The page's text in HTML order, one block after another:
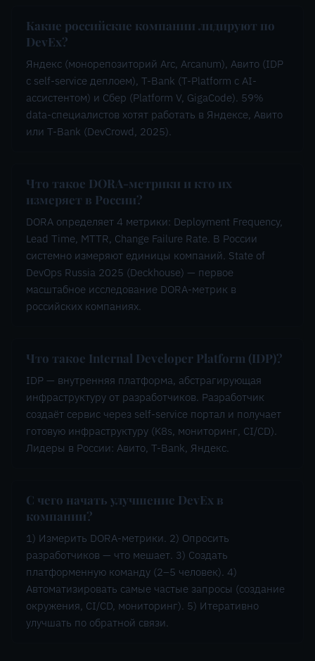
Какие российские компании лидируют по
DevEx?
Яндекс (монорепозиторий Arc, Arcanum), Авито (IDP
с self-service деплоем), T-Bank (T-Platform с AI-
ассистентом) и Сбер (Platform V, GigaCode). 59%
data-специалистов хотят работать в Яндексе, Авито
или T-Bank (DevCrowd, 2025).
Что такое DORA-метрики и кто их
измеряет в России?
DORA определяет 4 метрики: Deployment Frequency,
Lead Time, MTTR, Change Failure Rate. В России
системно измеряют единицы компаний. State of
DevOps Russia 2025 (Deckhouse) — первое
масштабное исследование DORA-метрик в
российских компаниях.
Что такое Internal Developer Platform (IDP)?
IDP — внутренняя платформа, абстрагирующая
инфраструктуру от разработчиков. Разработчик
создаёт сервис через self-service портал и получает
готовую инфраструктуру (K8s, мониторинг, CI/CD).
Лидеры в России: Авито, T-Bank, Яндекс.
С чего начать улучшение DevEx в
компании?
1) Измерить DORA-метрики. 2) Опросить
разработчиков — что мешает. 3) Создать
платформенную команду (2–5 человек). 4)
Автоматизировать самые частые запросы (создание
окружения, CI/CD, мониторинг). 5) Итеративно
улучшать по обратной связи.